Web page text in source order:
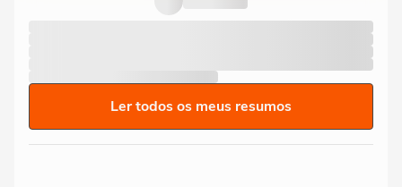
Ler todos os meus resumos